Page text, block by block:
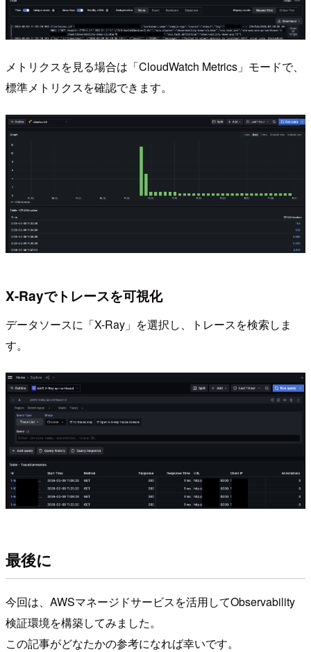
メトリクスを見る場合は「CloudWatch Metrics」モードで、
標準メトリクスを確認できます。
X-Rayでトレースを可視化
データソースに「X-Ray」を選択し、トレースを検索しま
す。
最後に
今回は、AWSマネージドサービスを活用してObservability
検証環境を構築してみました。
この記事がどなたかの参考になれば幸いです。